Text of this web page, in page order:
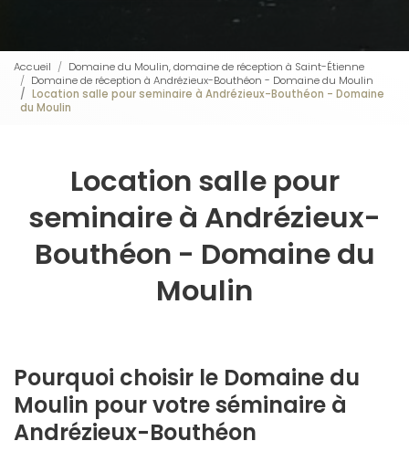
Accueil
Domaine du Moulin, domaine de réception à Saint-Étienne
Domaine de réception à Andrézieux-Bouthéon - Domaine du Moulin
Location salle pour seminaire à Andrézieux-Bouthéon - Domaine
du Moulin
Location salle pour
seminaire à Andrézieux-
Bouthéon - Domaine du
Moulin
Pourquoi choisir le Domaine du
Moulin pour votre séminaire à
Andrézieux-Bouthéon